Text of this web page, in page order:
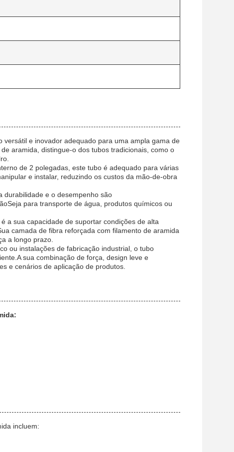
e inovador adequado para uma ampla gama de
aramida, distingue-o dos tubos tradicionais, como o
de 2 polegadas, este tubo é adequado para várias
e instalar, reduzindo os custos da mão-de-obra
durabilidade e o desempenho são
para transporte de água, produtos químicos ou
a sua capacidade de suportar condições de alta
camada de fibra reforçada com filamento de aramida
a longo prazo.
ou instalações de fabricação industrial, o tubo
sua combinação de força, design leve e
e cenários de aplicação de produtos.
incluem: